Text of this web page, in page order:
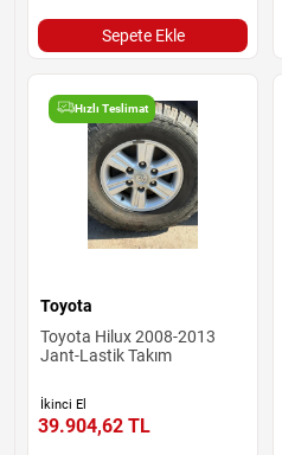
Sepete Ekle
Hızlı Teslimat
Toyota
Toyota Hilux 2008-2013
Jant-Lastik Takım
İkinci El
39.904,62 TL